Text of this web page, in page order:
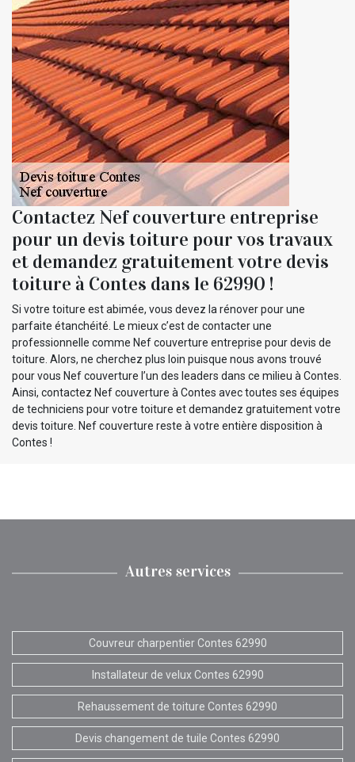
Contactez Nef couverture entreprise
pour un devis toiture pour vos travaux
et demandez gratuitement votre devis
toiture à Contes dans le 62990 !
Si votre toiture est abimée, vous devez la rénover pour une
parfaite étanchéité. Le mieux c’est de contacter une
professionnelle comme Nef couverture entreprise pour devis de
toiture. Alors, ne cherchez plus loin puisque nous avons trouvé
pour vous Nef couverture l’un des leaders dans ce milieu à Contes.
Ainsi, contactez Nef couverture à Contes avec toutes ses équipes
de techniciens pour votre toiture et demandez gratuitement votre
devis toiture. Nef couverture reste à votre entière disposition à
Contes !
Autres services
Couvreur charpentier Contes 62990
Installateur de velux Contes 62990
Rehaussement de toiture Contes 62990
Devis changement de tuile Contes 62990